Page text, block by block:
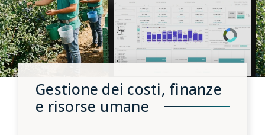
Gestione dei costi, finanze
e risorse umane